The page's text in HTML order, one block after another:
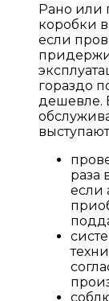
Рано или
коробки
если
гораздо
дешевле.
раза
если